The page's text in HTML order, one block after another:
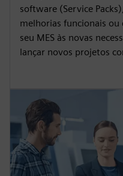
software (Service
melhorias funcionais
seu MES às novas
lançar novos projetos